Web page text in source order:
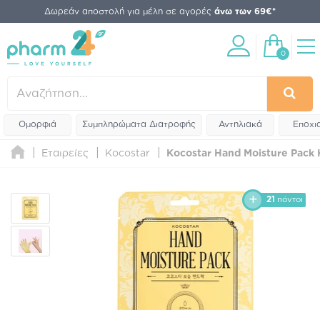
Δωρεάν αποστολή για μέλη σε αγορές άνω των 69€*
0
Ομορφιά Συμπληρώματα Διατροφής Αντηλιακά
Εταιρείες Kocostar Kocostar Hand Moisture Pack
21 πόντοι